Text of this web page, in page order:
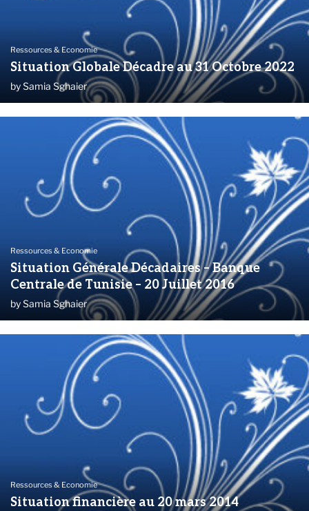
Ressources & Economie
Situation Globale Décadre au 31 Octobre 2022
bySamia Sghaier
Ressources & Economie
Situation Générale Décadaires – Banque
Centrale de Tunisie – 20 Juillet 2016
bySamia Sghaier
Ressources & Economie
Situation financière au 20 mars 2014